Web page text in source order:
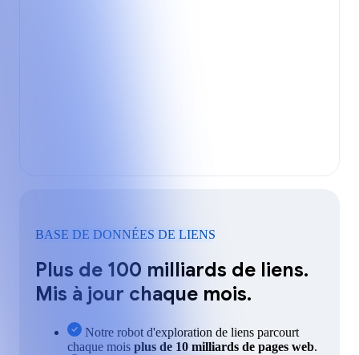
BASE DE DONNÉES DE LIENS
Plus de 100 milliards de liens.
Mis à jour chaque mois.
Notre robot d'exploration de liens parcourt
chaque mois plus de 10 milliards de pages web.